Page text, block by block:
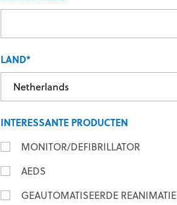
LAND*
INTERESSANTE PRODUCTEN
MONITOR/DEFIBRILLATOR
AEDS
GEAUTOMATISEERDE REANIMATIE